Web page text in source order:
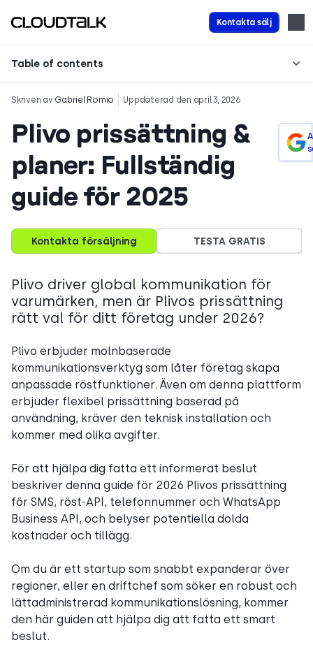
Kontakta sälj
Table of contents
Skriven av Gabriel Romio Uppdaterad den april 3, 2026
Plivo prissättning &
planer: Fullständig
guide för 2025
Kontakta försäljning TESTA GRATIS
Plivo driver global kommunikation för
varumärken, men är Plivos prissättning
rätt val för ditt företag under 2026?
Plivo erbjuder molnbaserade
kommunikationsverktyg som låter företag skapa
anpassade röstfunktioner. Även om denna plattform
erbjuder flexibel prissättning baserad på
användning, kräver den teknisk installation och
kommer med olika avgifter.
För att hjälpa dig fatta ett informerat beslut
beskriver denna guide för 2026 Plivos prissättning
för SMS, röst-API, telefonnummer och WhatsApp
Business API, och belyser potentiella dolda
kostnader och tillägg.
Om du är ett startup som snabbt expanderar över
regioner, eller en driftchef som söker en robust och
lättadministrerad kommunikationslösning, kommer
den här guiden att hjälpa dig att fatta ett smart
beslut.